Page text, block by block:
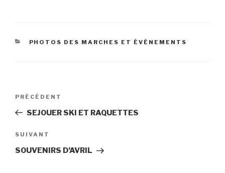
CATÉGORIES
PHOTOS DES MARCHES ET ÉVÈNEMENTS
Navigation
l’article
Article
précédent
PRÉCÉDENT
SEJOUER SKI ET RAQUETTES
Article
suivant
SUIVANT
SOUVENIRS D’AVRIL